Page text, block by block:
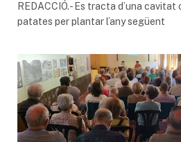
REDACCIÓ.- Es tracta d’una cavitat
patates per plantar l’any següent